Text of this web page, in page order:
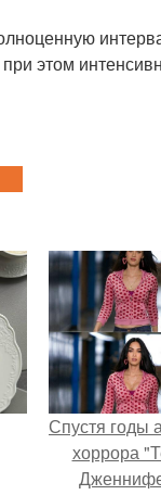
этом
Спустя годы
хоррора